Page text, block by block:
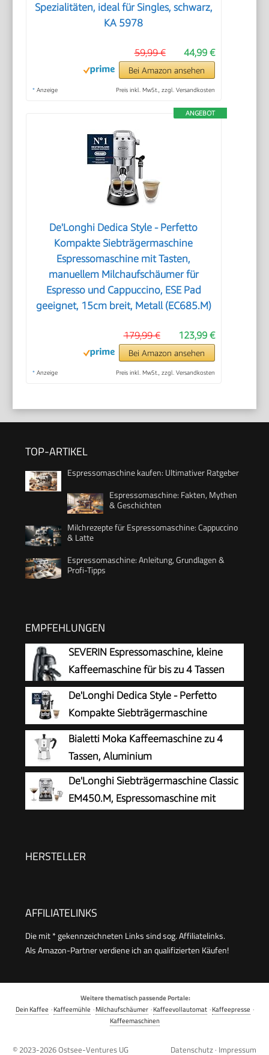
Spezialitäten, ideal für Singles, schwarz,
KA 5978
44,99 €
59,99 €
Bei Amazon ansehen
* Anzeige Preis inkl. MwSt., zzgl. Versandkosten
ANGEBOT
De'Longhi Dedica Style - Perfetto
Kompakte Siebträgermaschine
Espressomaschine mit Tasten,
manuellem Milchaufschäumer für
Espresso und Cappuccino, ESE Pad
geeignet, 15cm breit, Metall (EC685.M)
123,99 €
179,99 €
Bei Amazon ansehen
* Anzeige Preis inkl. MwSt., zzgl. Versandkosten
TOP-ARTIKEL
Espressomaschine kaufen: Ultimativer Ratgeber
Espressomaschine: Fakten, Mythen
& Geschichten
Milchrezepte für Espressomaschine: Cappuccino
& Latte
Espressomaschine: Anleitung, Grundlagen &
Profi-Tipps
EMPFEHLUNGEN
SEVERIN Espressomaschine, kleine
Kaffeemaschine für bis zu 4 Tassen
Espresso, Kaffeemaschine mit
Milchschäumer für Kaffee-Milch-
Spezialitäten, ideal für Singles, schwarz, KA
5978
De'Longhi Dedica Style - Perfetto
Kompakte Siebträgermaschine
Espressomaschine mit Tasten,
manuellem Milchaufschäumer für Espresso und
Cappuccino, ESE Pad geeignet, 15cm breit,
Schwarz (EC685.BK)
Bialetti Moka Kaffeemaschine zu 4
Tassen, Aluminium
De'Longhi Siebträgermaschine Classic
EM450.M, Espressomaschine mit
Edelstahl/Metall
HERSTELLER
AFFILIATELINKS
Die mit * gekennzeichneten Links sind sog. Affiliatelinks.
Als Amazon-Partner verdiene ich an qualifizierten Käufen!
Weitere thematisch passende Portale:
Dein Kaffee ·Kaffeemühle ·Milchaufschäumer·Kaffeevollautomat·Kaffeepresse ·
Kaffeemaschinen
© 2023-2026Ostsee-Ventures UG Datenschutz · Impressum